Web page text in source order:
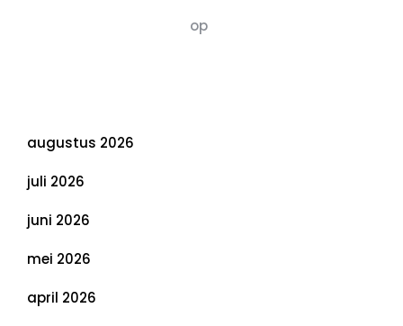
op
augustus 2026
juli 2026
juni 2026
mei 2026
april 2026